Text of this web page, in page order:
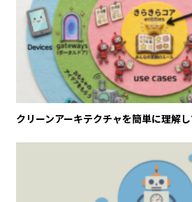
クリーンアーキテクチャを簡単に理解